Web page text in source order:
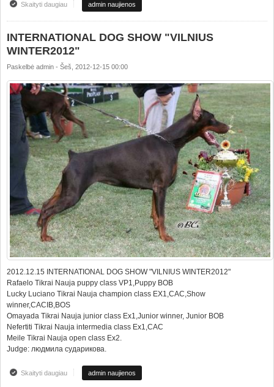
Skaityti daugiauapie INTERNATIONAL DOG SHOW "VILNIUS WINTER2012"
admin naujienos
INTERNATIONAL DOG SHOW "VILNIUS
WINTER2012"
Paskelbė admin - Šeš, 2012-12-15 00:00
2012.12.15 INTERNATIONAL DOG SHOW "VILNIUS WINTER2012"
Rafaelo Tikrai Nauja puppy class VP1,Puppy BOB
Lucky Luciano Tikrai Nauja champion class EX1,CAC,Show
winner,CACIB,BOS
Omayada Tikrai Nauja junior class Ex1,Junior winner, Junior BOB
Nefertiti Tikrai Nauja intermedia class Ex1,CAC
Meile Tikrai Nauja open class Ex2.
Judge: людмила сударикова.
Skaityti daugiauapie INTERNATIONAL DOG SHOW "VILNIUS WINTER2012"
admin naujienos